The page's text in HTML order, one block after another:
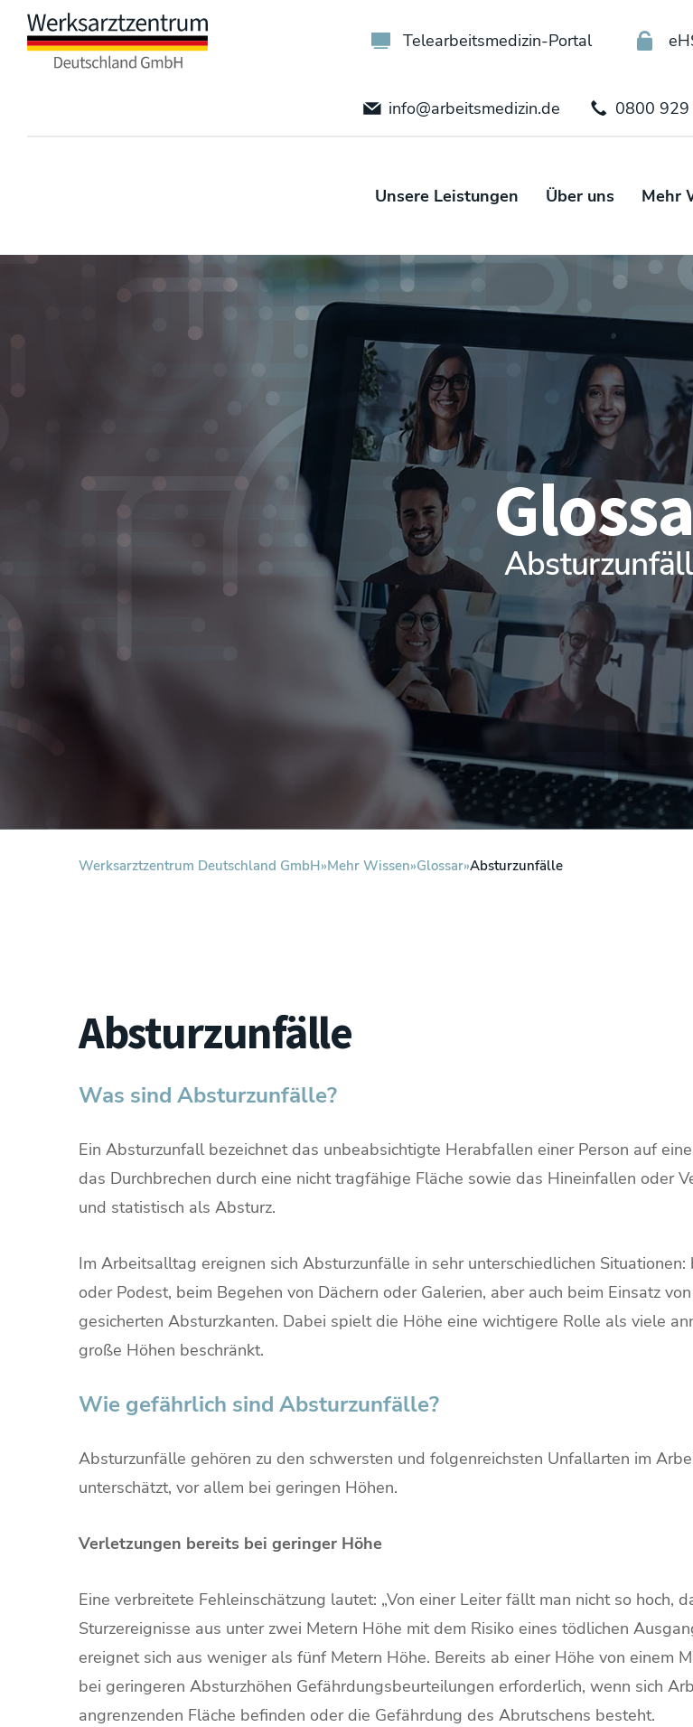
Telearbeitsmedizin-Portal
info@arbeitsmedizin.de 0800
Unsere Leistungen Über uns Mehr
Werksarztzentrum Deutschland GmbH Mehr Wissen Glossar Absturzunfälle
Absturzunfälle
Was sind Absturzunfälle?
Ein Absturzunfall bezeichnet das unbeabsichtigte Herabfallen einer Person auf
das Durchbrechen durch eine nicht tragfähige Fläche sowie das Hineinfallen oder
und statistisch als Absturz.
Im Arbeitsalltag ereignen sich Absturzunfälle in sehr unterschiedlichen
oder Podest, beim Begehen von Dächern oder Galerien, aber auch beim Einsatz
gesicherten Absturzkanten. Dabei spielt die Höhe eine wichtigere Rolle als viele
große Höhen beschränkt.
Wie gefährlich sind Absturzunfälle?
Absturzunfälle gehören zu den schwersten und folgenreichsten Unfallarten im
unterschätzt, vor allem bei geringen Höhen.
Verletzungen bereits bei geringer Höhe
Eine verbreitete Fehleinschätzung lautet: „Von einer Leiter fällt man nicht so hoch,
Sturzereignisse aus unter zwei Metern Höhe mit dem Risiko eines tödlichen
ereignet sich aus weniger als fünf Metern Höhe. Bereits ab einer Höhe von einem
bei geringeren Absturzhöhen Gefährdungsbeurteilungen erforderlich, wenn sich
angrenzenden Fläche befinden oder die Gefährdung des Abrutschens besteht.